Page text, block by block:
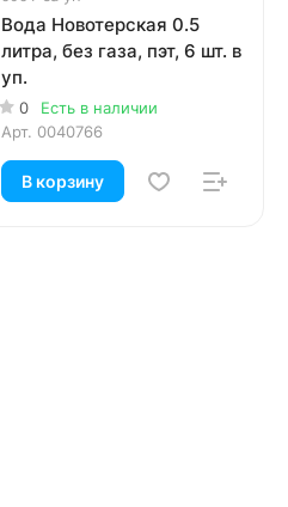
Вода Новотерская 0.5
литра, без газа, пэт, 6 шт. в
уп.
0
Есть в наличии
Арт. 0040766
В корзину